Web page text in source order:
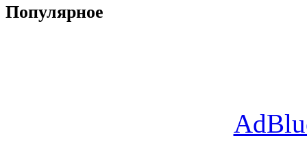
Популярное